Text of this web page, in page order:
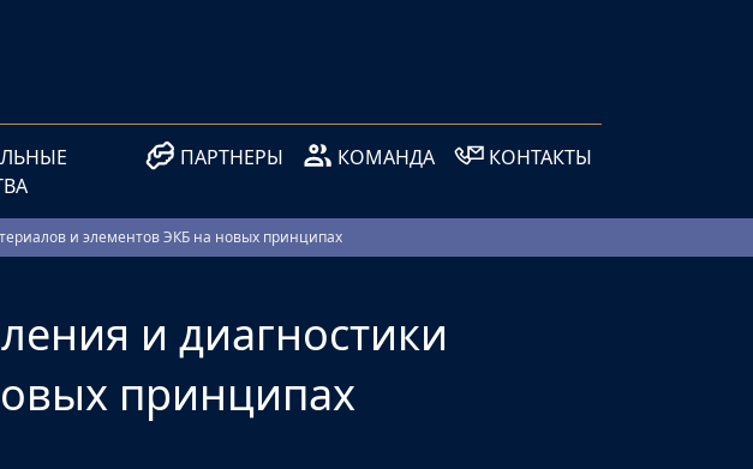
ПАРТНЕРЫ КОМАНДА КОНТАКТЫ
и элементов ЭКБ на новых принципах
и диагностики
принципах